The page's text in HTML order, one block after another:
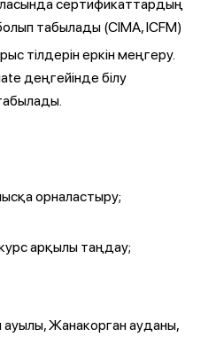
сертификаттардың
табылады (CIMA, ICFM)
тілдерін еркін меңгеру.
деңгейінде білу
орналастыру;
арқылы таңдау;
Жанакорган ауданы,